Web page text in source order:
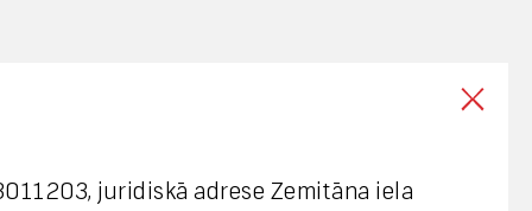
juridiskā adrese Zemitāna iela